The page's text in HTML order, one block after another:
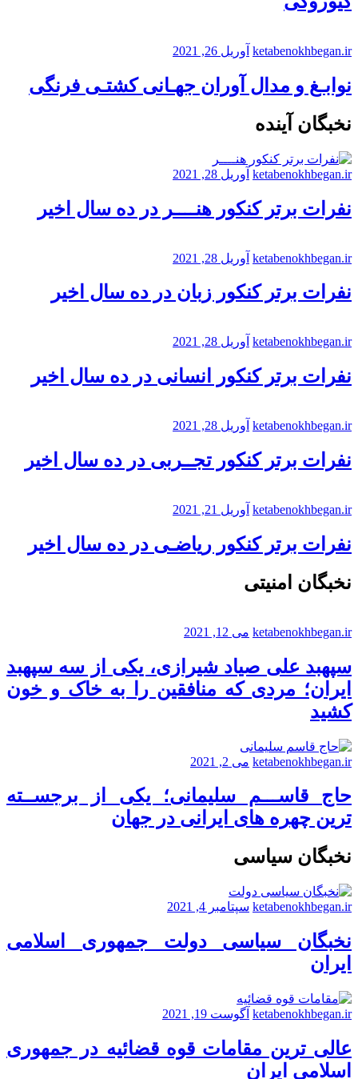
ketabenokhbegan.ir آوریل 26, 2021
نوابـغ و مدال آوران جهـانی کشتـی فرنگی
نخبگان آینده
ketabenokhbegan.ir آوریل 28, 2021
نفرات برتر کنکور هنــــر در ده سال اخیر
ketabenokhbegan.ir آوریل 28, 2021
نفرات برتر کنکور زبان در ده سال اخیر
ketabenokhbegan.ir آوریل 28, 2021
نفرات برتر کنکور انسانی در ده سال اخیر
ketabenokhbegan.ir آوریل 28, 2021
نفرات برتر کنکور تجــربی در ده سال اخیر
ketabenokhbegan.ir آوریل 21, 2021
نفرات برتر کنکور ریاضـی در ده سال اخیر
نخبگان امنیتی
ketabenokhbegan.ir می 12, 2021
سپهبد علی صیاد شیرازی، یکی از سه سپهبد
ایران؛ مردی که منافقین را به خاک و خون
کشید
ketabenokhbegan.ir می 2, 2021
حاج قاســـم سلیمانی؛ یکی از برجســته
ترین چهره های ایرانی در جهان
نخبگان سیاسی
ketabenokhbegan.ir سپتامبر 4, 2021
نخبگان سیاسی دولت جمهوری اسلامی
ایران
ketabenokhbegan.ir آگوست 19, 2021
عالی ترین مقامات قوه قضائیه در جمهوری
اسلامی ایران